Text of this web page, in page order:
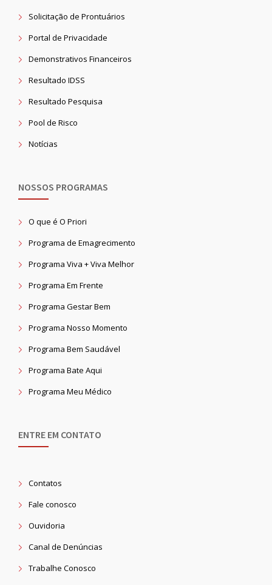
Solicitação de Prontuários
Portal de Privacidade
Demonstrativos Financeiros
Resultado IDSS
Resultado Pesquisa
Pool de Risco
Notícias
NOSSOS PROGRAMAS
O que é O Priori
Programa de Emagrecimento
Programa Viva + Viva Melhor
Programa Em Frente
Programa Gestar Bem
Programa Nosso Momento
Programa Bem Saudável
Programa Bate Aqui
Programa Meu Médico
ENTRE EM CONTATO
Contatos
Fale conosco
Ouvidoria
Canal de Denúncias
Trabalhe Conosco